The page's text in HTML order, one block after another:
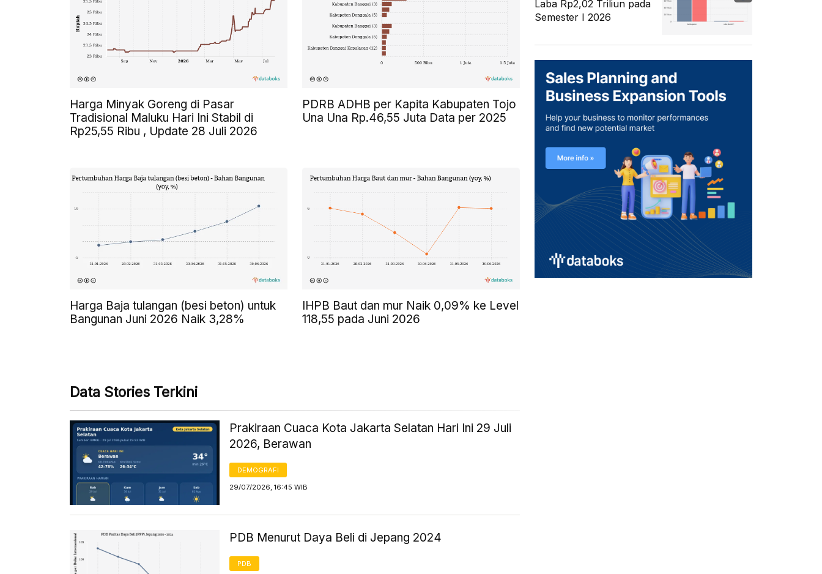
Harga Minyak Goreng di Pasar
Tradisional Maluku Hari Ini Stabil di
Rp25,55 Ribu , Update 28 Juli 2026
PDRB ADHB per Kapita Kabupaten Tojo
Una Una Rp.46,55 Juta Data per 2025
Harga Baja tulangan (besi beton) untuk
Bangunan Juni 2026 Naik 3,28%
IHPB Baut dan mur Naik 0,09% ke Level
118,55 pada Juni 2026
Data Stories Terkini
Prakiraan Cuaca Kota Jakarta Selatan Hari Ini 29 Juli
2026, Berawan
DEMOGRAFI
29/07/2026, 16:45 WIB
PDB Menurut Daya Beli di Jepang 2024
PDB
Laba Rp2,02 Triliun pada
Semester I 2026